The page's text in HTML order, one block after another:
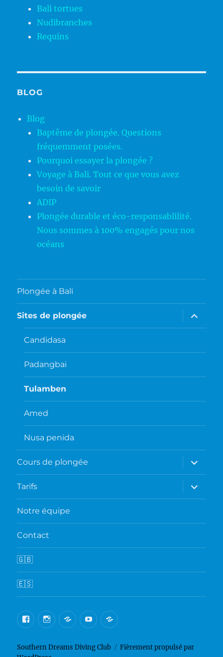
Bali tortues
Nudibranches
Requins
BLOG
Blog
Baptême de plongée. Questions
fréquemment posées.
Pourquoi essayer la plongée ?
Voyage à Bali. Tout ce que vous avez
besoin de savoir
ADIP
Plongée durable et éco-responsablilité.
Nous sommes à 100% engagés pour nos
océans
Plongée à Bali
Sites de plongée
ouvrir
le
sous-
Candidasa
Padangbai
Tulamben
Amed
Nusa penida
Cours de plongée
ouvrir
le
sous-
menu
Tarifs
ouvrir
le
sous-
Notre équipe
Contact
🇬🇧
🇪🇸
FacebookInstagram
GoogleYoutubeTripAdvisor
Southern Dreams Diving Club
Fièrement propulsé par